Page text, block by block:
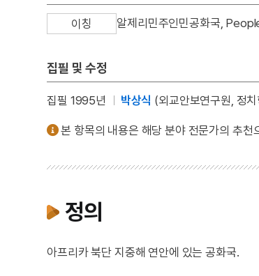
이칭 알제리민주인민공화국,
집필 및 수정
집필 1995년 박상식 (외교안보연구원, 정치
본 항목의 내용은 해당 분야 전문가의 추
정의
아프리카 북단 지중해 연안에 있는 공화국.